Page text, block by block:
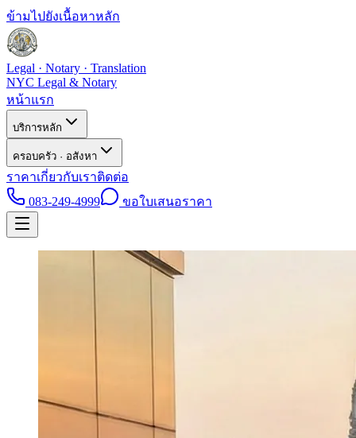
ข้ามไปยังเนื้อหาหลัก
Legal · Notary · Translation
NYC Legal & Notary
หน้าแรก
บริการหลัก
ครอบครัว · อสังหา
ราคาเกี่ยวกับเราติดต่อ
083-249-4999
ขอใบเสนอราคา